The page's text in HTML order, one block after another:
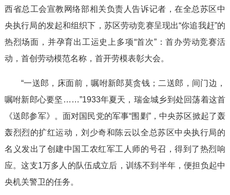
西省总工会宣教网络部相关负责人告诉记者，在全总苏区中
央执行局的发起和组织下，苏区劳动竞赛呈现出“你追我赶”的
热烈场面，并孕育出工运史上多项“首次”：首办劳动竞赛活
动，首创劳动模范名称，首开劳模表彰大会。
“一送郎，床面前，嘱咐新郎莫贪钱；二送郎，间门边，
嘱咐新郎心要坚……”1933年夏天，瑞金城乡到处回荡着这首
《送郎参军》。面对国民党的军事“围剿”，中央苏区掀起了轰
轰烈烈的扩红运动，刘少奇和陈云以全总苏区中央执行局的
名义发出了创建中国工农红军工人师的号召，得到了热烈响
应。这支1万多人的队伍成立后，训练不到半年，便担负起中
央机关警卫的任务。